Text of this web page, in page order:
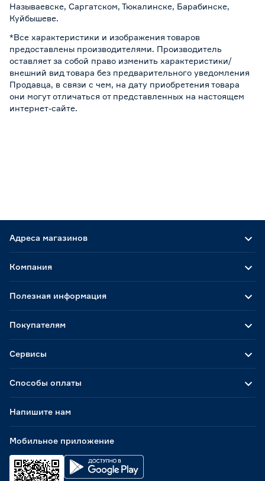
Называевске, Саргатском, Тюкалинске, Барабинске,
Куйбышеве.
*Все характеристики и изображения товаров
предоставлены производителями. Производитель
оставляет за собой право изменить характеристики/
внешний вид товара без предварительного уведомления
Продавца, в связи с чем, на дату приобретения товара
они могут отличаться от представленных на настоящем
интернет-сайте.
Адреса магазинов
Способы оплаты
Мобильное приложение
Компания
Полезная информация
Покупателям
Сервисы
Напишите нам